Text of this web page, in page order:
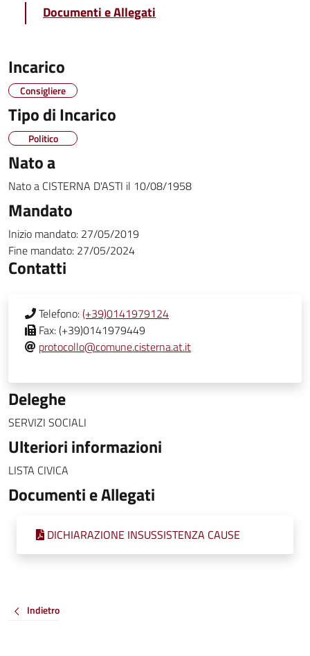
Documenti e Allegati
Incarico
Consigliere
Tipo di Incarico
Politico
Nato a
Nato a CISTERNA D'ASTI il 10/08/1958
Mandato
Inizio mandato: 27/05/2019
Fine mandato: 27/05/2024
Contatti
Telefono:(+39)0141979124
Fax:(+39)0141979449
protocollo@comune.cisterna.at.it
Deleghe
SERVIZI SOCIALI
Ulteriori informazioni
LISTA CIVICA
Documenti e Allegati
DICHIARAZIONE INSUSSISTENZA CAUSE
Indietro